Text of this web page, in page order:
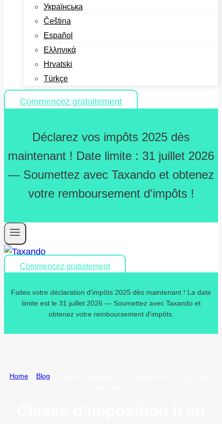
Українська
Čeština
Español
Ελληνικά
Hrvatski
Türkçe
Commencez gratuitement
Déclarez vos impôts 2025 dès
maintenant ! Date limite : 31 juillet 2026
— Soumettez avec Taxando et obtenez
votre remboursement d'impôts !
Commencez gratuitement
Faites votre déclaration d'impôts 2025 dès maintenant ! La date
limite est le 31 juillet 2026 — Soumettez avec Taxando et
obtenez votre remboursement d'impôts.
Home Blog